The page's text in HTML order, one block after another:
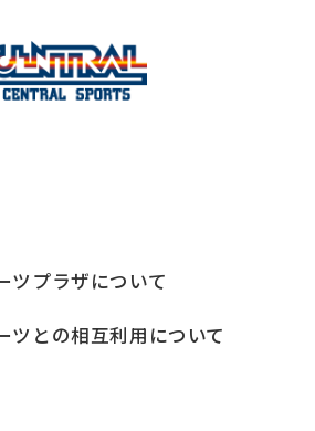
ツプラザについて
ツとの相互利用について